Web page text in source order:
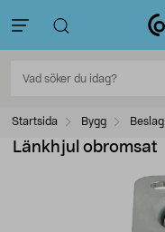
Startsida Bygg Beslag
Länkhjul obromsat